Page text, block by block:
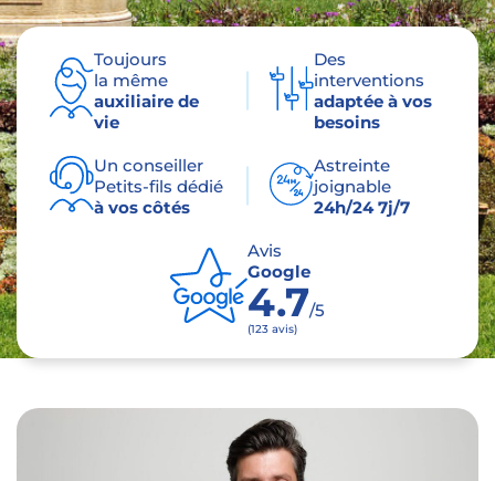
Toujours
la même
auxiliaire de
vie
Des
interventions
adaptée à vos
besoins
Un conseiller
Petits-fils dédié
à vos côtés
Astreinte
joignable
24h/24 7j/7
Avis
Google
4.7/5
(123 avis)